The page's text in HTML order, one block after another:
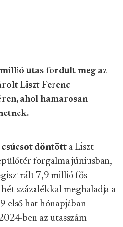
utas fordult meg az
Liszt Ferenc
ahol hamarosan
döntött a Liszt
forgalma júniusban,
7,9 millió fős
százalékkal meghaladja a
első hat hónapjában
ben az utasszám